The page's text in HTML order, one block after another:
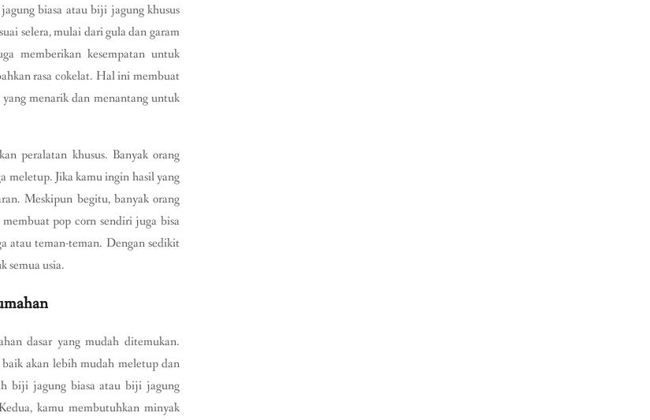
biasa atau biji jagung khusus
selera, mulai dari gula dan garam
memberikan kesempatan untuk
rasa cokelat. Hal ini membuat
menarik dan menantang untuk
peralatan khusus. Banyak orang
meletup. Jika kamu ingin hasil yang
Meskipun begitu, banyak orang
pop corn sendiri juga bisa
atau teman-teman. Dengan sedikit
semua usia.
dasar yang mudah ditemukan.
akan lebih mudah meletup dan
biji jagung biasa atau biji jagung
kamu membutuhkan minyak